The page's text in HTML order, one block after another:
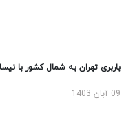
باربری تهران به شمال کشور با نیسان
09 آبان 1403